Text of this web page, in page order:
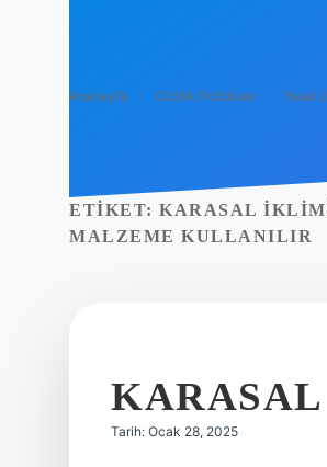
Anasayfa Gizlilik Politikası Yasal
ETIKET: KARASAL
MALZEME KULLANILIR
Tarih: Ocak 28, 2025